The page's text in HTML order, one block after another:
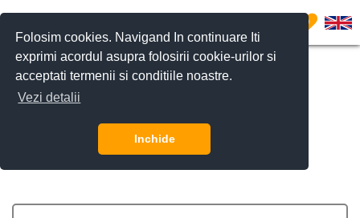
Folosim cookies. Navigand In continuare Iti
exprimi acordul asupra folosirii cookie-urilor si
acceptati termenii si conditiile noastre.
Vezi detalii
Inchide
0
Contactează-ne